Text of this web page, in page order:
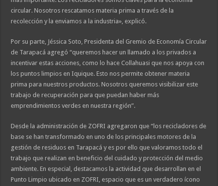
circular. Nosotros rescatamos materia prima a través de la
recolección y la enviamos a la industria», explicó.
Por su parte, Jéssica Soto, Presidenta del Gremio de Economía Circular
de Tarapacá agregó “queremos hacer un llamado a los privados a
incentivar estas acciones, como lo hace Collahuasi que nos apoya con
los puntos limpios en Iquique. Esto nos permite obtener materia
prima para nuestros productos. Nosotros queremos visibilizar este
trabajo de recuperación para que puedan haber más
emprendimientos verdes en nuestra región”.
Desde la administración de ZOFRI agregaron que “los recicladores de
base se han transformado en uno de los principales motores de la
gestión de residuos en Tarapacá y es por ello que valoramos todo el
trabajo que realizan en beneficio del cuidado y protección del medio
ambiente. En especial, destacamos la actividad que desarrollan en el
Punto Limpio ubicado en ZOFRI, espacio que es un verdadero ícono